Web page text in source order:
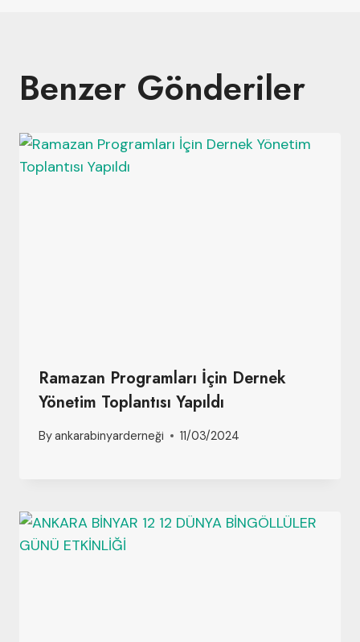
Benzer Gönderiler
Ramazan Programları İçin Dernek
Yönetim Toplantısı Yapıldı
Byankarabinyarderneği 11/03/2024